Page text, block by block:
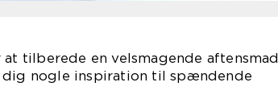
tilberede en velsmagende aftensmad
nogle inspiration til spændende